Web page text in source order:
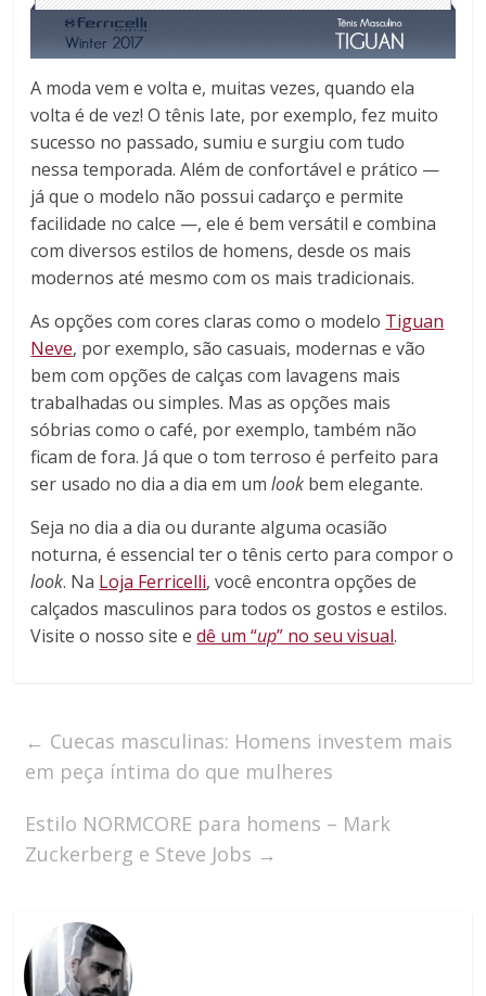
A moda vem e volta e, muitas vezes, quando ela
volta é de vez! O tênis Iate, por exemplo, fez muito
sucesso no passado, sumiu e surgiu com tudo
nessa temporada. Além de confortável e prático —
já que o modelo não possui cadarço e permite
facilidade no calce —, ele é bem versátil e combina
com diversos estilos de homens, desde os mais
modernos até mesmo com os mais tradicionais.
As opções com cores claras como o modelo Tiguan
Neve, por exemplo, são casuais, modernas e vão
bem com opções de calças com lavagens mais
trabalhadas ou simples. Mas as opções mais
sóbrias como o café, por exemplo, também não
ficam de fora. Já que o tom terroso é perfeito para
ser usado no dia a dia em umlook bem elegante.
Seja no dia a dia ou durante alguma ocasião
noturna, é essencial ter o tênis certo para compor o
look. Na Loja Ferricelli, você encontra opções de
calçados masculinos para todos os gostos e estilos.
Visite o nosso site edê um “up” no seu visual.
← Cuecas masculinas: Homens investem mais
em peça íntima do que mulheres
Estilo NORMCORE para homens – Mark
Zuckerberg e Steve Jobs →